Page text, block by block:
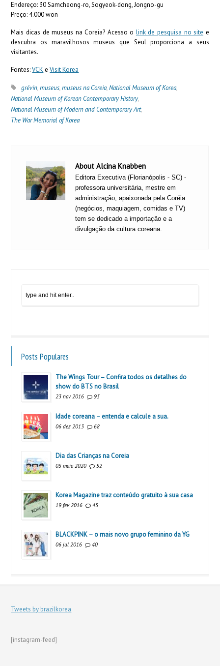
Endereço: 30 Samcheong-ro, Sogyeok-dong, Jongno-gu
Preço: 4.000 won
Mais dicas de museus na Coreia? Acesso o link de pesquisa no site e
descubra os maravilhosos museus que Seul proporciona a seus
visitantes.
Fontes:VCK eVisit Korea
grévin,museus,museus na Coreia,National Museum of Korea,
National Museum of Korean Contemporary History,
National Museum of Modern and Contemporary Art,
The War Memorial of Korea
About Alcina Knabben
Editora Executiva (Florianópolis - SC) -
professora universitária, mestre em
administração, apaixonada pela Coréia
(negócios, maquiagem, comidas e TV)
tem se dedicado a importação e a
divulgação da cultura coreana.
Posts Populares
The Wings Tour – Confira todos os detalhes do
show do BTS no Brasil
23 nov 2016 93
Idade coreana – entenda e calcule a sua.
06 dez 2013 68
Dia das Crianças na Coreia
05 maio 2020 52
Korea Magazine traz conteúdo gratuito à sua casa
19 fev 2016 45
BLACKPINK – o mais novo grupo feminino da YG
06 jul 2016 40
Tweets by brazilkorea
[instagram-feed]